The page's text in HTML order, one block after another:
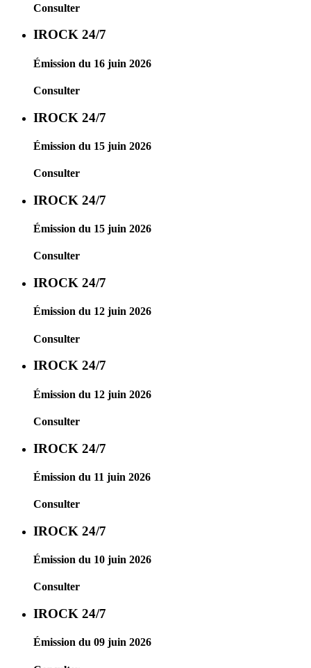
Consulter
IROCK 24/7
Émission du 16 juin 2026
Consulter
IROCK 24/7
Émission du 15 juin 2026
Consulter
IROCK 24/7
Émission du 15 juin 2026
Consulter
IROCK 24/7
Émission du 12 juin 2026
Consulter
IROCK 24/7
Émission du 12 juin 2026
Consulter
IROCK 24/7
Émission du 11 juin 2026
Consulter
IROCK 24/7
Émission du 10 juin 2026
Consulter
IROCK 24/7
Émission du 09 juin 2026